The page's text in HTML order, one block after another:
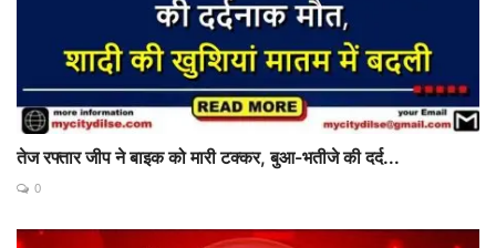
तेज रफ्तार जीप ने बाइक को मारी टक्कर, बुआ-भतीजे की दर्द...
0